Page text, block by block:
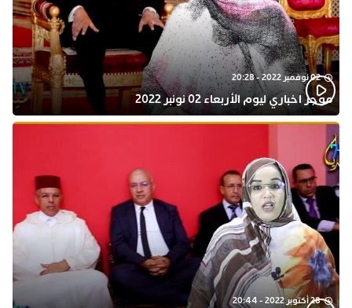
02 نوفمبر 2022 - 20:28
موجز اخباري ليوم الأربعاء 02 نونبر 2022
28 أكتوبر 2022 - 20:44